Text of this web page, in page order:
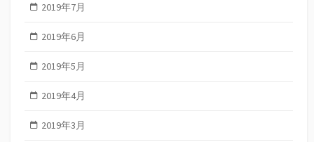
2019年7月
2019年6月
2019年5月
2019年4月
2019年3月